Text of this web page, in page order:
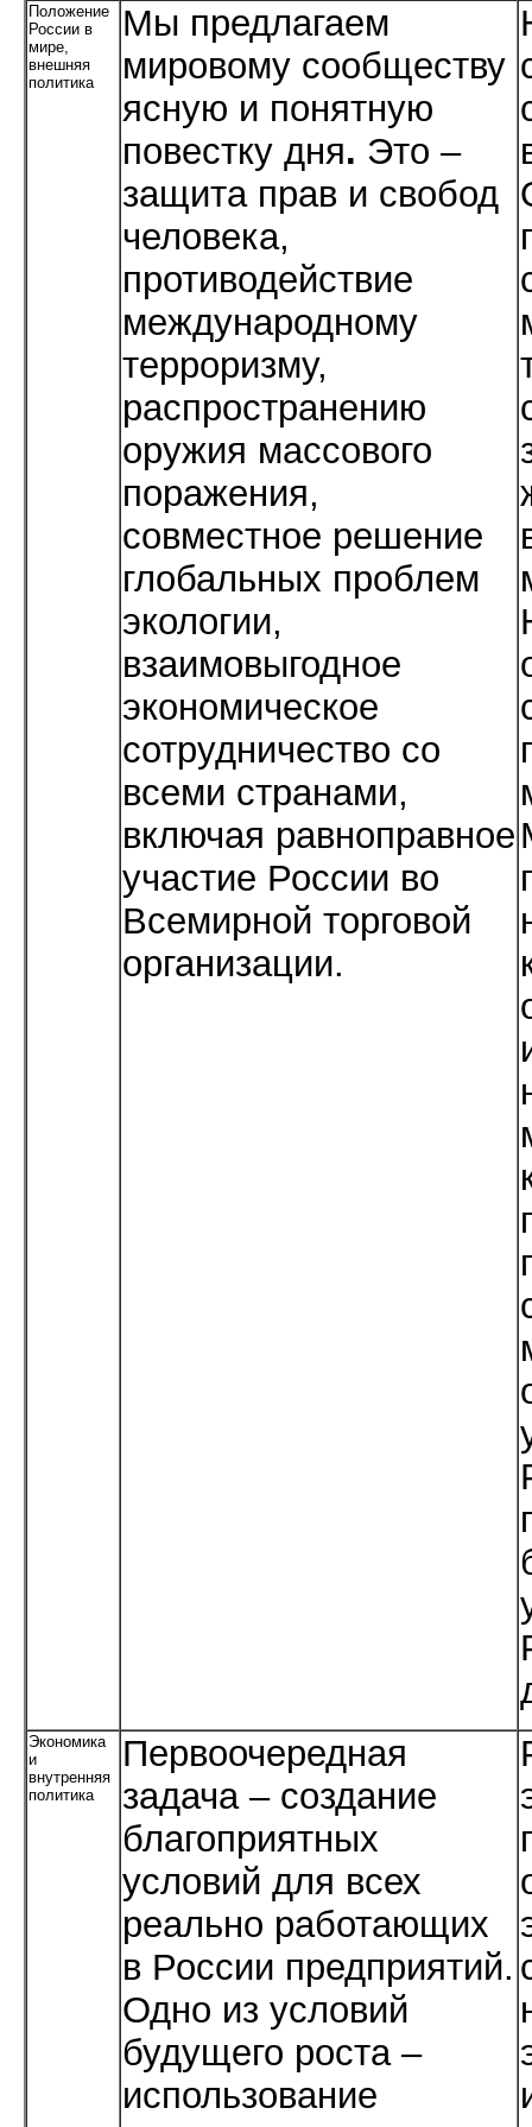
Положение
России в
мире,
внешняя
политика
Мы предлагаем
мировому сообществу
ясную и понятную
повестку дня. Это –
защита прав и свобод
человека,
противодействие
международному
терроризму,
распространению
оружия массового
поражения,
совместное решение
глобальных проблем
экологии,
взаимовыгодное
экономическое
сотрудничество со
всеми странами,
включая равноправное
участие России во
Всемирной торговой
организации.
Экономика
и
внутренняя
политика
Первоочередная
задача – создание
благоприятных
условий для всех
реально работающих
в России предприятий.
Одно из условий
будущего роста –
использование